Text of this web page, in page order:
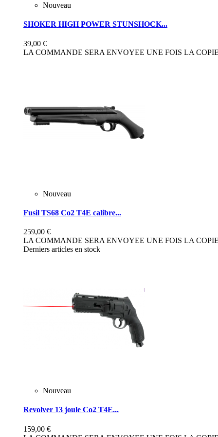
Nouveau
SHOKER HIGH POWER STUNSHOCK...
39,00 €
LA COMMANDE SERA ENVOYEE UNE FOIS LA
Nouveau
Fusil TS68 Co2 T4E calibre...
259,00 €
LA COMMANDE SERA ENVOYEE UNE FOIS LA
Derniers articles en stock
Nouveau
Revolver 13 joule Co2 T4E...
159,00 €